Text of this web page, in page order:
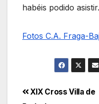
habéis podido asistir.
Fotos C.A. Fraga-
XIX Cross Villa de